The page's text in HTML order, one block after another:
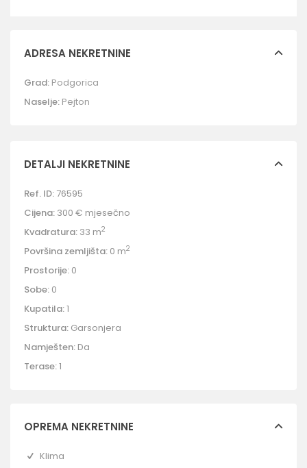
ADRESA NEKRETNINE
Grad: Podgorica
Naselje: Pejton
DETALJI NEKRETNINE
Ref. ID: 76595
Cijena: 300 € mjesečno
Kvadratura: 33 m2
Površina zemljišta: 0 m2
Prostorije: 0
Sobe: 0
Kupatila:1
Struktura: Garsonjera
Namješten: Da
Terase:1
OPREMA NEKRETNINE
Klima